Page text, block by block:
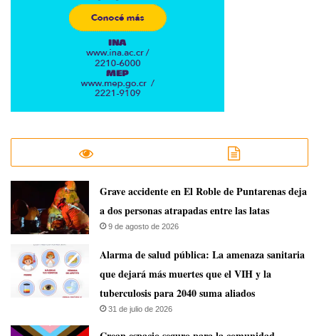
Grave accidente en El Roble de Puntarenas deja
a dos personas atrapadas entre las latas
9 de agosto de 2026
​Alarma de salud pública: La amenaza sanitaria
que dejará más muertes que el VIH y la
tuberculosis para 2040 suma aliados
31 de julio de 2026